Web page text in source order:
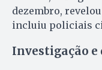
dezembro,
incluiu policiais
Investigação e